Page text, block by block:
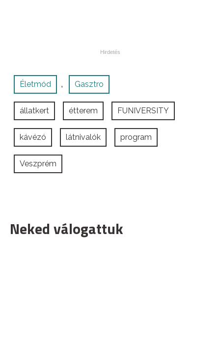
Életmód , Gasztro
állatkert étterem FUNIVERSITY
kávézó látnivalók program
Veszprém
Neked válogattuk